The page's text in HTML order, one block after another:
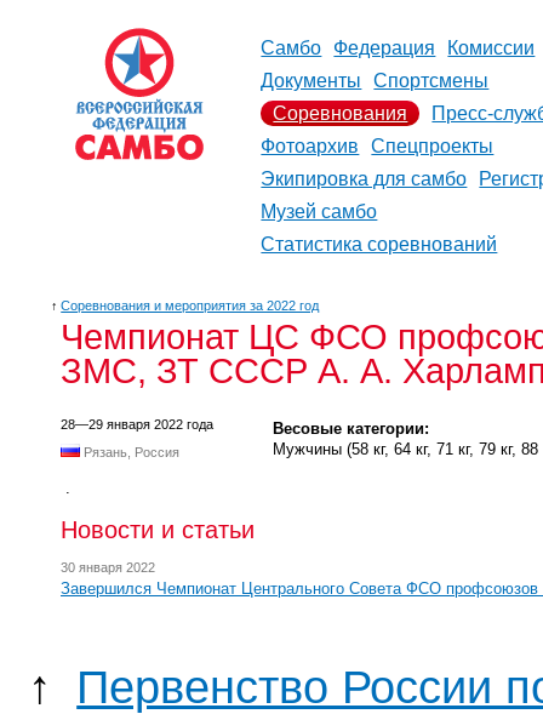
Самбо Федерация
Комиссии
Документы
Спортсмены
Соревнования
Пресс-
Фотоархив
Спецпроекты
Экипировка для самбо
Музей самбо
Статистика соревнований
↑ Соревнования и мероприятия за 2022 год
Чемпионат ЦС ФСО
ЗМС, ЗТ СССР А. А.
28—29 января 2022 года
Рязань, Россия
Весовые категории:
Мужчины (58 кг, 64 кг, 71 кг, 79 кг, 88
.
Новости и статьи
30 января 2022
Завершился Чемпионат Центрального Совета ФСО профсоюзов
↑ Первенство России